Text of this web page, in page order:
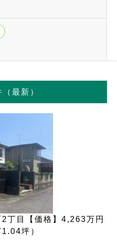
最新）
2丁目【価格】4,263万円
坪）